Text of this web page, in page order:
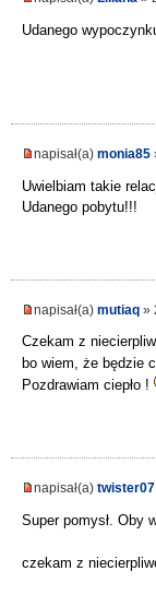
Udanego
napisał(a) monia85
Uwielbiam takie
Udanego pobytu!!!
napisał(a) mutiaq »
Czekam z
bo wiem, że będzie
Pozdrawiam ciepło !
napisał(a) twister07
Super pomysł. Oby
czekam z